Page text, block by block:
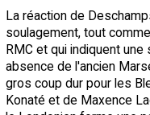
La réaction de
soulagement, tout
RMC et qui indiquent
absence de l'ancien
gros coup dur pour les
Konaté et de Maxence